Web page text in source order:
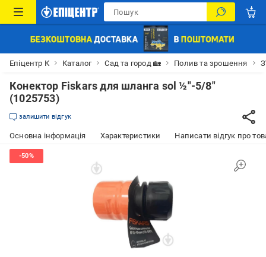
Епіцентр К Каталог Сад та город 🏡 Полив та зрошення
Конектор Fiskars для шланга sol ½"-5/8"
(1025753)
залишити відгук
Основна інформація Характеристики Написати відгук про